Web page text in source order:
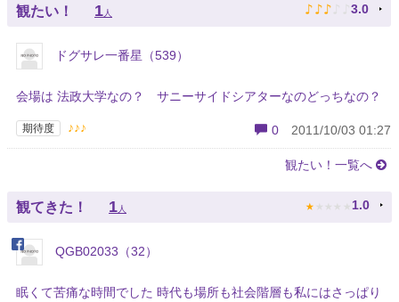
観たい！ 1人 ♪ ♪ ♪ ♪ ♪ 3.0
ドグサレ一番星（539）
会場は 法政大学なの？ サニーサイドシアターなのどっちなの？
期待度 ♪♪♪ 0 2011/10/03 01:27
観たい！一覧へ
観てきた！ 1 人 ★ ★ ★ ★ ★ 1.0
QGB02033（32）
眠くて苦痛な時間でした 時代も場所も社会階層も私にはさっぱり